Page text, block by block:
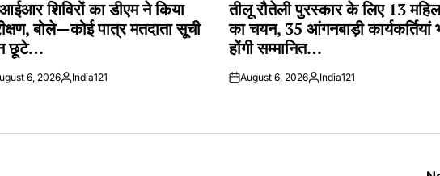
शिविरों का डीएम ने किया
बोले—कोई पात्र मतदाता सूची
छूटे…
6, 2026Posted
India121
IN
तीलू रौतेली पुरस्कार के लिए 13
का चयन, 35 आंगनबाड़ी कार्यकर्तियां
होंगी सम्मानित…
August 6, 2026Posted
India121